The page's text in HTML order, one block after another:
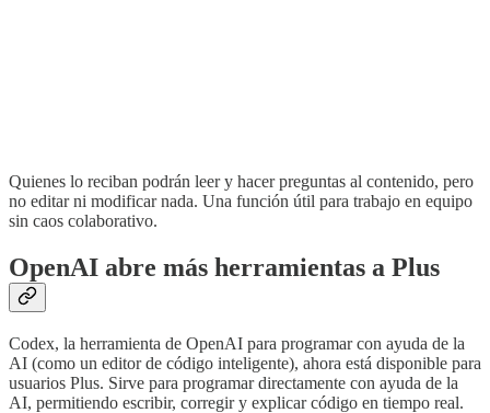
Quienes lo reciban podrán leer y hacer preguntas al contenido, pero
no editar ni modificar nada. Una función útil para trabajo en equipo
sin caos colaborativo.
OpenAI abre más herramientas a Plus
Codex, la herramienta de OpenAI para programar con ayuda de la
AI (como un editor de código inteligente), ahora está disponible para
usuarios Plus. Sirve para programar directamente con ayuda de la
AI, permitiendo escribir, corregir y explicar código en tiempo real.